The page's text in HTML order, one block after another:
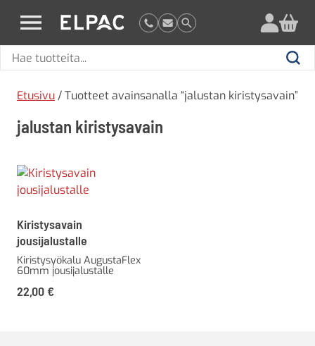
elpac.fi
Hae
Hae
Etusivu / Tuotteet avainsanalla “jalustan kiristysavain”
jalustan kiristysavain
Kiristysavain
jousijalustalle
Kiristysyökalu AugustaFlex
60mm jousijalustalle
22,00 €